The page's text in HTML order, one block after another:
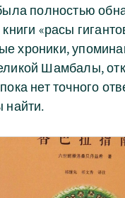
полностью
«расы
хроники,
Шамбалы,
нет точного
найти.